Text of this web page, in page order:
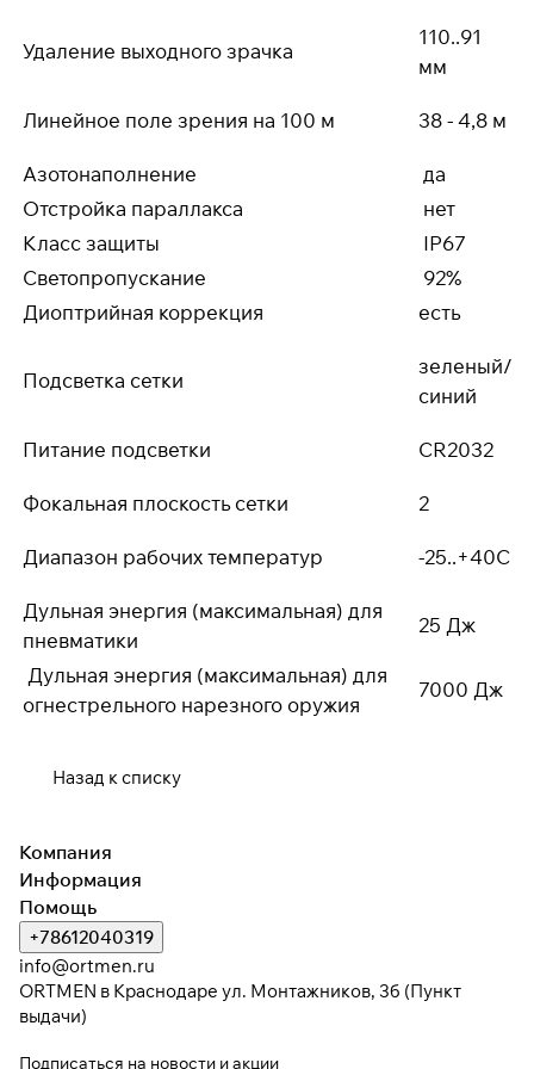
Удаление выходного зрачка
110..91
мм
Линейное поле зрения на 100 м 38 - 4,8 м
Азотонаполнение
да
Отстройка параллакса
нет
Класс защиты
IP67
Светопропускание
92%
Диоптрийная коррекция
есть
Подсветка сетки
зеленый/
синий
Питание подсветки CR2032
Фокальная плоскость сетки 2
Диапазон рабочих температур -25..+40С
Дульная энергия (максимальная) для
пневматики
25 Дж
Дульная энергия (максимальная) для
огнестрельного нарезного оружия
7000 Дж
Назад к списку
Компания
Информация
Помощь
+78612040319
info@ortmen.ru
ORTMEN в Краснодаре ул. Монтажников, 3б (Пункт
выдачи)
Подписаться на новости и акции